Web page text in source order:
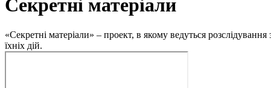
Секретні матеріали
«Секретні матеріали» – проект, в якому ведуться
їхніх дій.